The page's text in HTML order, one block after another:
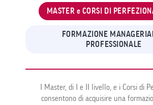
MASTER e CORSI DI
FORMAZIONE
PROFESSIONALE
I Master, di I e II livello, e i Corsi di
consentono di acquisire una